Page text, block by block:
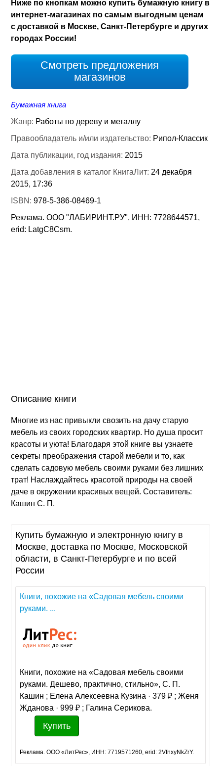
Ниже по кнопкам можно купить бумажную книгу в
интернет-магазинах по самым выгодным ценам
с доставкой в Москве, Санкт-Петербурге и других
городах России!
Смотреть предложения
магазинов
Бумажная книга
Жанр: Работы по дереву и металлу
Правообладатель и/или издательство: Рипол-Классик
Дата публикации, год издания: 2015
Дата добавления в каталог КнигаЛит: 24 декабря
2015, 17:36
ISBN:978-5-386-08469-1
Реклама. ООО "ЛАБИРИНТ.РУ", ИНН: 7728644571,
erid: LatgC8Csm.
Описание книги
Многие из нас привыкли свозить на дачу старую
мебель из своих городских квартир. Но душа просит
красоты и уюта! Благодаря этой книге вы узнаете
секреты преображения старой мебели и то, как
сделать садовую мебель своими руками без лишних
трат! Наслаждайтесь красотой природы на своей
даче в окружении красивых вещей. Составитель:
Кашин С. П.
Купить бумажную и электронную книгу в
Москве, доставка по Москве, Московской
области, в Санкт-Петербурге и по всей
России
Книги, похожие на «Садовая мебель своими
руками. ...
Книги, похожие на «Садовая мебель своими
руками. Дешево, практично, стильно», С. П.
Кашин ; Елена Алексеевна Кузина · 379 ₽ ; Женя
Жданова · 999 ₽ ; Галина Серикова.
Купить
Реклама. ООО «ЛитРес», ИНН: 7719571260, erid: 2VfnxyNkZrY.